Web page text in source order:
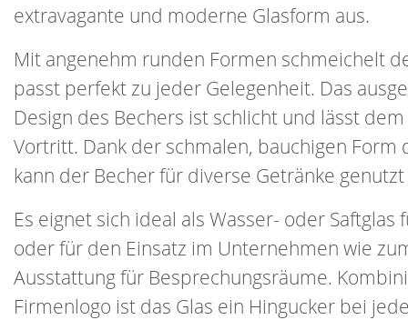
extravagante und moderne Glasform aus.
Mit angenehm runden Formen schmeichelt
passt perfekt zu jeder Gelegenheit. Das
Design des Bechers ist schlicht und lässt
Vortritt. Dank der schmalen, bauchigen Form
kann der Becher für diverse Getränke
Es eignet sich ideal als Wasser- oder Saftglas
oder für den Einsatz im Unternehmen wie
Ausstattung für Besprechungsräume.
Firmenlogo ist das Glas ein Hingucker bei